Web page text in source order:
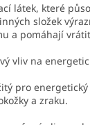
látek, které
složek
a pomáhají
vliv na
pro
a zraku.